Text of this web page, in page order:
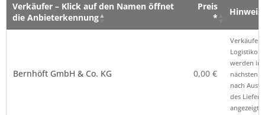
Verkäufer – Klick auf den Namen öffnet
die Anbieterkennung
Preis
*
Hinweis
Bernhöft GmbH & Co. KG 0,00 €
Verkäufer
werden im
nächsten
nach
des
angezeigt.